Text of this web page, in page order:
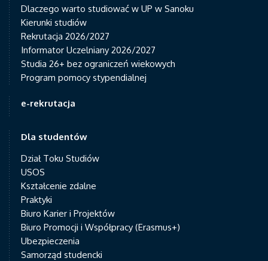
Dlaczego warto studiować w UP w Sanoku
Kierunki studiów
Rekrutacja 2026/2027
Informator Uczelniany 2026/2027
Studia 26+ bez ograniczeń wiekowych
Program pomocy stypendialnej
e-rekrutacja
Dla studentów
Dział Toku Studiów
USOS
Kształcenie zdalne
Praktyki
Biuro Karier i Projektów
Biuro Promocji i Współpracy (Erasmus+)
Ubezpieczenia
Samorząd studencki